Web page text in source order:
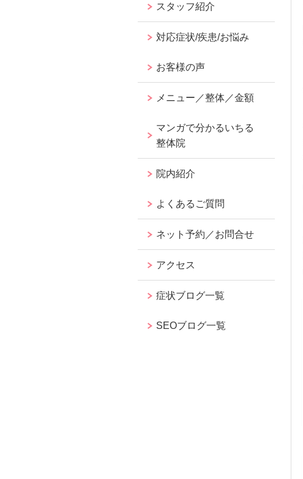
スタッフ紹介
対応症状/疾患/お悩み
お客様の声
メニュー／整体／金額
マンガで分かるいちる
整体院
院内紹介
よくあるご質問
ネット予約／お問合せ
アクセス
症状ブログ一覧
SEOブログ一覧